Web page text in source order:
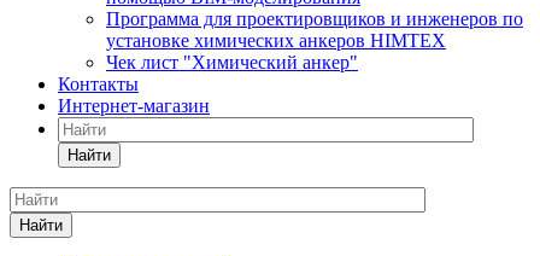
Программа для проектировщиков и инженеров по
установке химических анкеров HIMTEX
Чек лист "Химический анкер"
Контакты
Интернет-магазин
Найти
Найти